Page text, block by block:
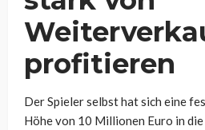
profitieren
Der Spieler selbst hat sich eine
Höhe von 10 Millionen Euro in